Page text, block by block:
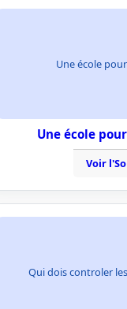
Une école
Une école
Voir
Qui dois controler